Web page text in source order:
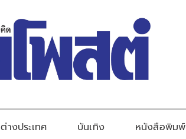
ต่างประเทศ บันเทิง หนังสือพิมพ์